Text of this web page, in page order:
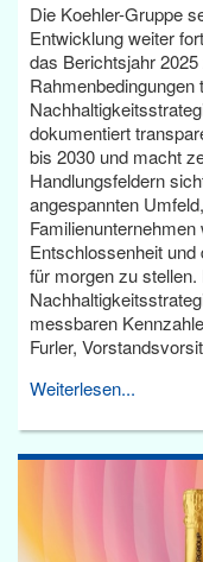
Die Koehler-Gruppe
Entwicklung weiter
das Berichtsjahr
dokumentiert
bis 2030 und macht
Handlungsfeldern
angespannten
Entschlossenheit und
für morgen zu
messbaren
Furler,
Weiterlesen...